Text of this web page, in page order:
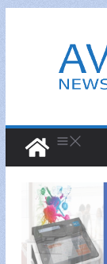
contenuto